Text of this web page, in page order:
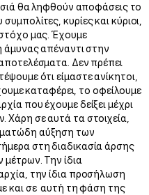
θα ληφθούν αποφάσεις το
κυρίες και κύριοι,
μας. Έχουμε
άμυνας απέναντι στην
Δεν πρέπει
ότι είμαστε ανίκητοι,
καταφέρει, το οφείλουμε
που έχουμε δείξει μέχρι
σε αυτά τα στοιχεία,
αύξηση των
στη διαδικασία άρσης
μέτρων. Την ίδια
την ίδια προσήλωση
και σε αυτή τη φάση της